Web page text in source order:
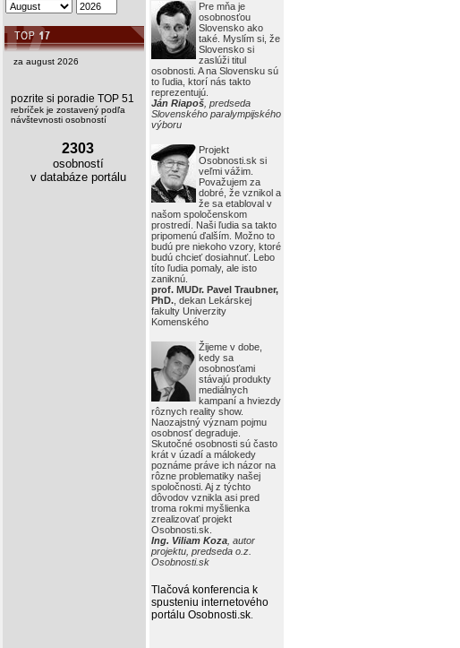
Pre mňa je
osobnosťou
Slovensko ako
také. Myslím si, že
Slovensko si
zaslúži titul
osobnosti. A na Slovensku sú
to ľudia, ktorí nás takto
reprezentujú.
Ján Riapoš , predseda
Slovenského paralympijského
výboru
Projekt
Osobnosti.sk si
veľmi vážim.
Považujem za
dobré, že vznikol a
že sa etabloval v
našom spoločenskom
prostredí. Naši ľudia sa takto
pripomenú ďalším. Možno to
budú pre niekoho vzory, ktoré
budú chcieť dosiahnuť. Lebo
títo ľudia pomaly, ale isto
zaniknú.
prof. MUDr. Pavel Traubner,
PhD. , dekan Lekárskej
fakulty Univerzity
Komenského
Žijeme v dobe,
kedy sa
osobnosťami
stávajú produkty
mediálnych
kampaní a hviezdy
rôznych reality show.
Naozajstný význam pojmu
osobnosť degraduje.
Skutočné osobnosti sú často
krát v úzadí a málokedy
poznáme práve ich názor na
rôzne problematiky našej
spoločnosti. Aj z týchto
dôvodov vznikla asi pred
troma rokmi myšlienka
zrealizovať projekt
Osobnosti.sk.
Ing. Viliam Koza , autor
projektu, predseda o.z.
Osobnosti.sk
Tlačová konferencia k
spusteniu internetového
portálu Osobnosti.sk
za august 2026
pozrite si poradie TOP 51
rebríček je zostavený podľa
návštevnosti osobností
2303
osobností
v databáze portálu